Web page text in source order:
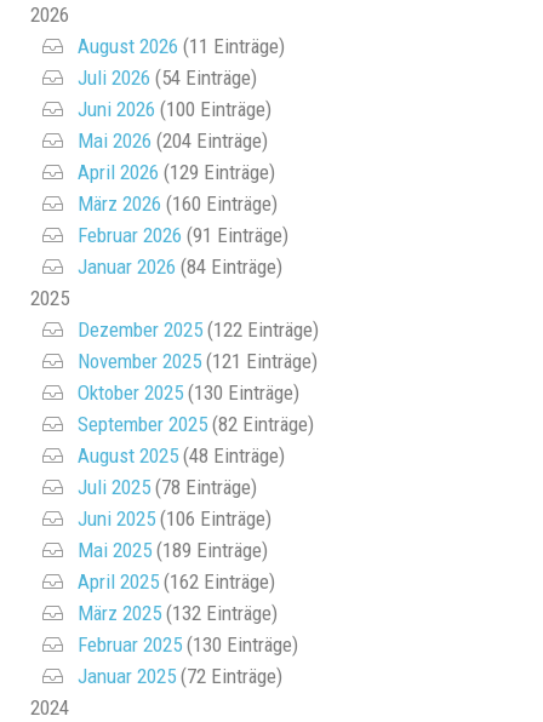
2026
August 2026 (11 Einträge)
Juli 2026 (54 Einträge)
Juni 2026 (100 Einträge)
Mai 2026 (204 Einträge)
April 2026 (129 Einträge)
März 2026 (160 Einträge)
Februar 2026 (91 Einträge)
Januar 2026 (84 Einträge)
2025
Dezember 2025 (122 Einträge)
November 2025 (121 Einträge)
Oktober 2025 (130 Einträge)
September 2025 (82 Einträge)
August 2025 (48 Einträge)
Juli 2025 (78 Einträge)
Juni 2025 (106 Einträge)
Mai 2025 (189 Einträge)
April 2025 (162 Einträge)
März 2025 (132 Einträge)
Februar 2025 (130 Einträge)
Januar 2025 (72 Einträge)
2024